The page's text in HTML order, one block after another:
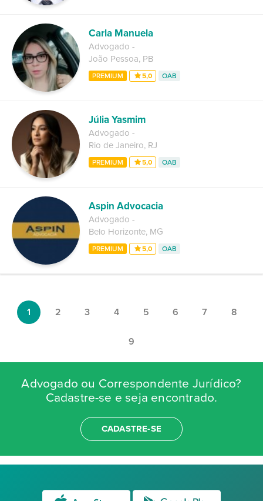
Carla Manuela
Advogado -
João Pessoa, PB
PREMIUM 5,0 OAB
Júlia Yasmim
Advogado -
Rio de Janeiro, RJ
PREMIUM 5,0 OAB
Aspin Advocacia
Advogado -
Belo Horizonte, MG
PREMIUM 5,0 OAB
1 2 3 4 5 6 7 8
9
Advogado ou Correspondente Jurídico?
Cadastre-se e seja encontrado.
CADASTRE-SE